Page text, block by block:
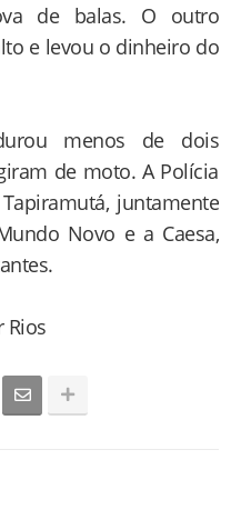
de balas. O outro
e levou o dinheiro do
menos de dois
de moto. A Polícia
juntamente
Novo e a Caesa,
Rios